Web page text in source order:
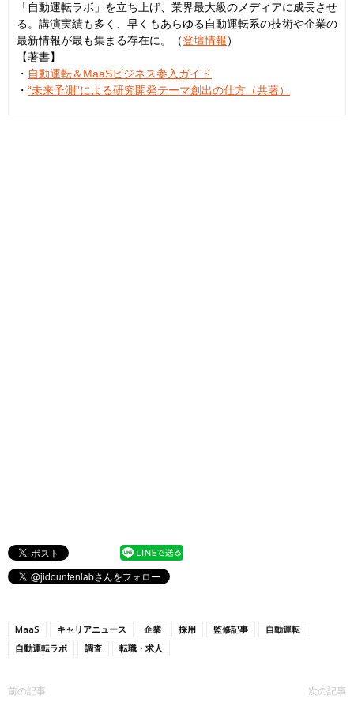
「自動運転ラボ」を立ち上げ、業界最大級のメディアに成長させ
る。講演実績も多く、早くもあらゆる自動運転系の技術や企業の
最新情報が最も集まる存在に。（登壇情報）
【著書】
・ 自動運転＆MaaSビジネス参入ガイド
・ “未来予測”による研究開発テーマ創出の仕方（共著）
MaaS キャリアニュース 企業 採用 監修記事
自動運転
自動運転ラボ
調査 転職・求人
前の記事 次の記事